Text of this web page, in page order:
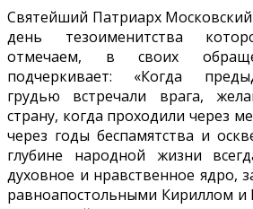
Святейший Патриарх Московский
день тезоименитства
отмечаем, в своих
подчеркивает: «Когда
грудью встречали врага,
страну, когда проходили через
через годы беспамятства и
глубине народной жизни
духовное и нравственное ядро,
равноапостольными Кириллом